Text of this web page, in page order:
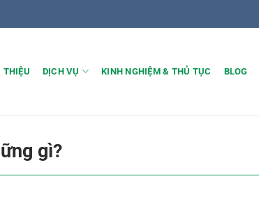
THIỆU DỊCH VỤ KINH NGHIỆM & THỦ TỤC BLOG
gì?